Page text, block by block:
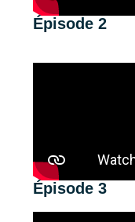
Épisode 2
Épisode 3